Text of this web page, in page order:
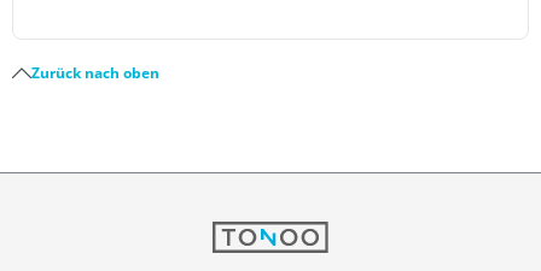
Zurück nach oben